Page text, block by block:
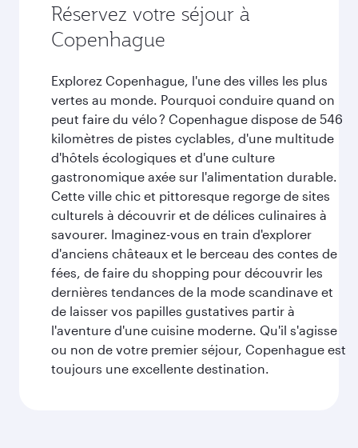
Réservez votre séjour à
Copenhague
Explorez Copenhague, l'une des villes les plus
vertes au monde. Pourquoi conduire quand on
peut faire du vélo ? Copenhague dispose de 546
kilomètres de pistes cyclables, d'une multitude
d'hôtels écologiques et d'une culture
gastronomique axée sur l'alimentation durable.
Cette ville chic et pittoresque regorge de sites
culturels à découvrir et de délices culinaires à
savourer. Imaginez-vous en train d'explorer
d'anciens châteaux et le berceau des contes de
fées, de faire du shopping pour découvrir les
dernières tendances de la mode scandinave et
de laisser vos papilles gustatives partir à
l'aventure d'une cuisine moderne. Qu'il s'agisse
ou non de votre premier séjour, Copenhague est
toujours une excellente destination.